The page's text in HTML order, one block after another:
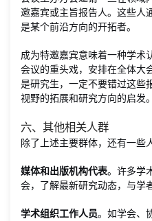
邀嘉宾或主旨报告人。这些人
是某个前沿方向的开拓者。
成为特邀嘉宾意味着一种学术
会议的重头戏，安排在全体大
是研究生，一定不要错过这些
视野的拓展和研究方向的启发。
六、其他相关人群
除了上述主要群体，还有一些
媒体和出版机构代表。许多学
会，了解最新研究动态，与学
学术组织工作人员。如学会、